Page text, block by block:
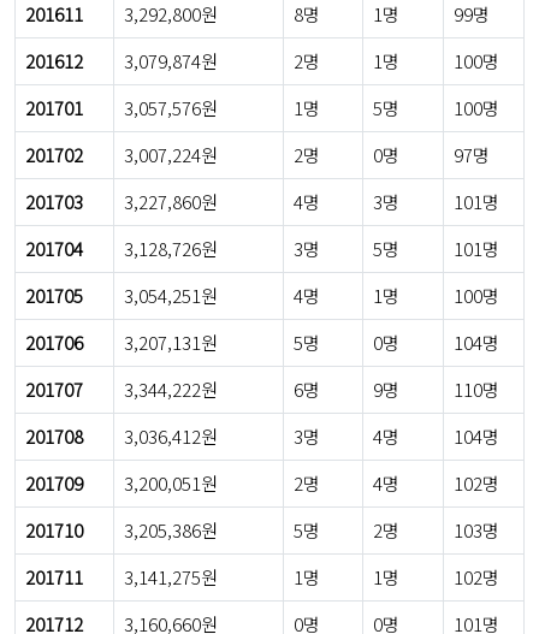
201611
3,292,800원 8명 1명
99명
201612
3,079,874원 2명 1명
100명
201701
3,057,576원 1명 5명
100명
201702
3,007,224원 2명 0명
97명
201703
3,227,860원 4명 3명
101명
201704
3,128,726원 3명 5명
101명
201705
3,054,251원 4명 1명
100명
201706
3,207,131원 5명 0명
104명
201707
3,344,222원 6명 9명
110명
201708
3,036,412원 3명 4명
104명
201709
3,200,051원 2명 4명
102명
201710
3,205,386원 5명 2명
103명
201711
3,141,275원 1명 1명
102명
201712
3,160,660원 0명 0명
101명